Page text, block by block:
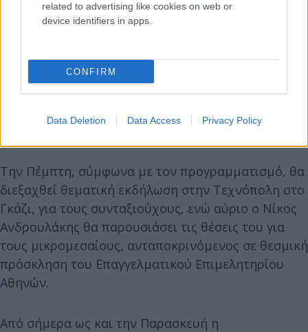
related to advertising like cookies on web or
device identifiers in apps.
CONFIRM
Data Deletion Data Access Privacy Policy
Την Πέμπτη, σύμφωνα με τον προγραμματισμό, θα
διεξαχθεί θεματική εκδήλωση στην Τεχνόπολη στο
Γκάζι, για τους συνταξιούχους, ενώ αύριο ο Νίκος
Ανδρουλάκης θα παρουσιάσει τις θέσεις του για
τους μικρομεσαίους, ανταποκρινόμενος σε θεσμική
πρόσκληση του Επαγγελματικού Επιμελητηρίου
Αθηνών.
Από σήμερα ως και την Παρασκευή η